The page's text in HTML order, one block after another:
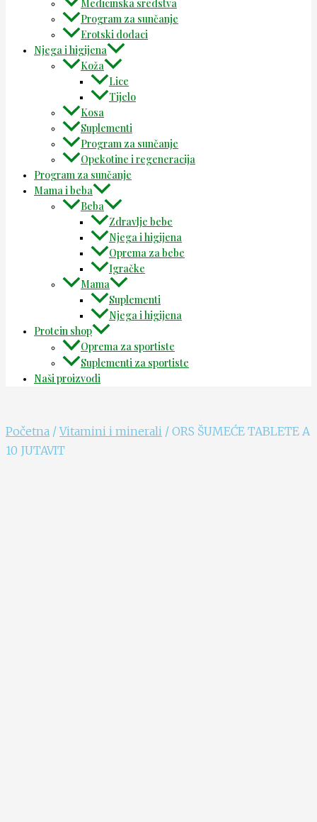
Medicinska sredstva
Program za sunčanje
Erotski dodaci
Njega i higijena
Koža
Lice
Tijelo
Kosa
Suplementi
Program za sunčanje
Opekotine i regeneracija
Program za sunčanje
Mama i beba
Beba
Zdravlje bebe
Njega i higijena
Oprema za bebe
Igračke
Mama
Suplementi
Njega i higijena
Protein shop
Oprema za sportiste
Suplementi za sportiste
Naši proizvodi
Početna /Vitamini i minerali / ORS ŠUMEĆE TABLETE A
10 JUTAVIT